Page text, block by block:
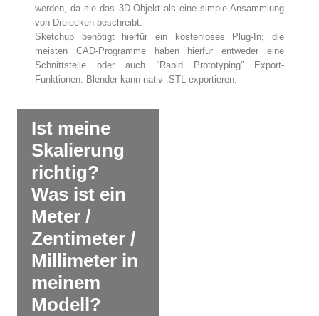
werden, da sie das 3D-Objekt als eine simple Ansammlung
von Dreiecken beschreibt.
Sketchup benötigt hierfür ein kostenloses Plug-In; die
meisten CAD-Programme haben hierfür entweder eine
Schnittstelle oder auch “Rapid Prototyping” Export-
Funktionen. Blender kann nativ .STL exportieren.
Ist meine
Skalierung
richtig?
Was ist ein
Meter /
Zentimeter /
Millimeter in
meinem
Modell?